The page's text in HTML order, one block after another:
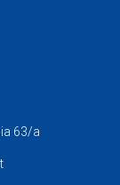
63/a